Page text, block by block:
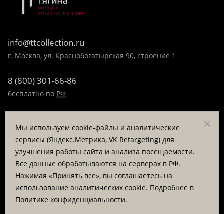
info@ttcollection.ru
г. Москва, ул. Краснобогатырская 90, строение 1
8 (800) 301-66-86
бесплатно по РФ
пн-пт 9:00-17:00
Заказать звонок
Вся информация на сайте представлена для ознакомления
Мы используем cookie-файлы и аналитические
сервисы (Яндекс.Метрика, VK Retargeting) для
улучшения работы сайта и анализа посещаемости.
Все данные обрабатываются на серверах в РФ.
Нажимая «Принять все», вы соглашаетесь на
использование аналитических cookie. Подробнее в
Политике конфиденциальности.